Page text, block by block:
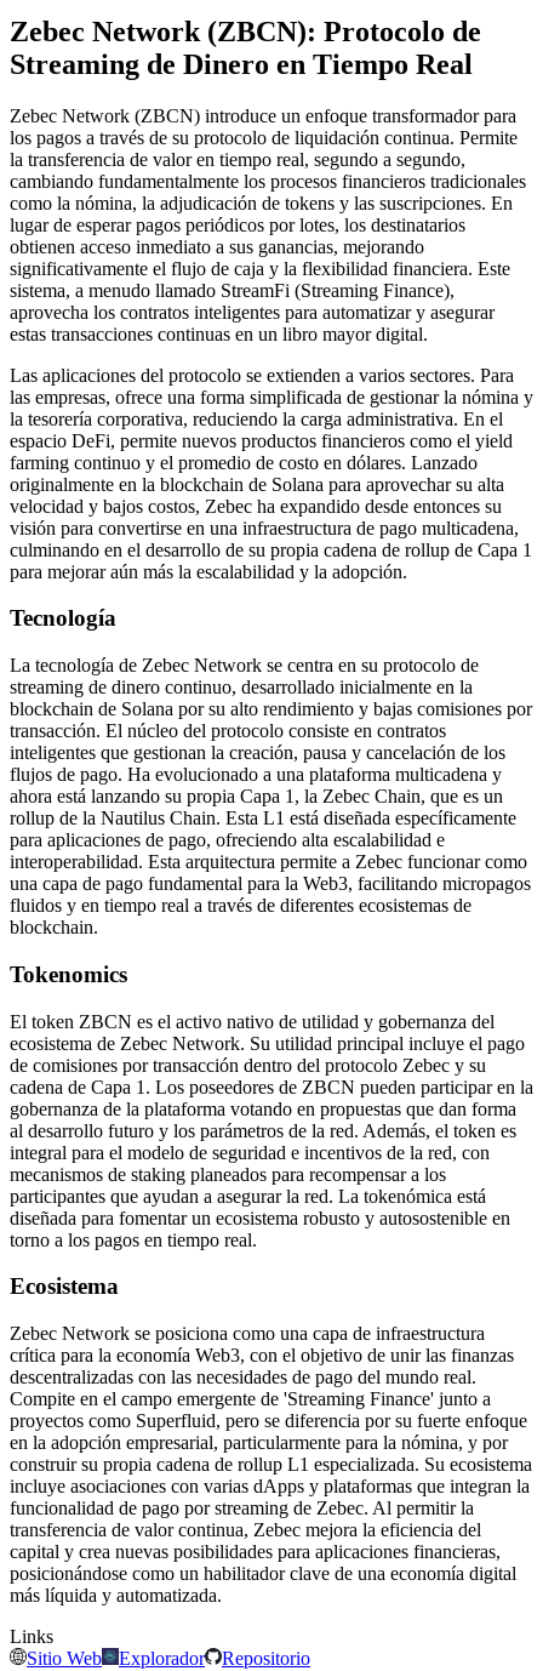
Zebec Network (ZBCN): Protocolo de
Streaming de Dinero en Tiempo Real
Zebec Network (ZBCN) introduce un enfoque transformador para
los pagos a través de su protocolo de liquidación continua. Permite
la transferencia de valor en tiempo real, segundo a segundo,
cambiando fundamentalmente los procesos financieros tradicionales
como la nómina, la adjudicación de tokens y las suscripciones. En
lugar de esperar pagos periódicos por lotes, los destinatarios
obtienen acceso inmediato a sus ganancias, mejorando
significativamente el flujo de caja y la flexibilidad financiera. Este
sistema, a menudo llamado StreamFi (Streaming Finance),
aprovecha los contratos inteligentes para automatizar y asegurar
estas transacciones continuas en un libro mayor digital.
Las aplicaciones del protocolo se extienden a varios sectores. Para
las empresas, ofrece una forma simplificada de gestionar la nómina y
la tesorería corporativa, reduciendo la carga administrativa. En el
espacio DeFi, permite nuevos productos financieros como el yield
farming continuo y el promedio de costo en dólares. Lanzado
originalmente en la blockchain de Solana para aprovechar su alta
velocidad y bajos costos, Zebec ha expandido desde entonces su
visión para convertirse en una infraestructura de pago multicadena,
culminando en el desarrollo de su propia cadena de rollup de Capa 1
para mejorar aún más la escalabilidad y la adopción.
Tecnología
La tecnología de Zebec Network se centra en su protocolo de
streaming de dinero continuo, desarrollado inicialmente en la
blockchain de Solana por su alto rendimiento y bajas comisiones por
transacción. El núcleo del protocolo consiste en contratos
inteligentes que gestionan la creación, pausa y cancelación de los
flujos de pago. Ha evolucionado a una plataforma multicadena y
ahora está lanzando su propia Capa 1, la Zebec Chain, que es un
rollup de la Nautilus Chain. Esta L1 está diseñada específicamente
para aplicaciones de pago, ofreciendo alta escalabilidad e
interoperabilidad. Esta arquitectura permite a Zebec funcionar como
una capa de pago fundamental para la Web3, facilitando micropagos
fluidos y en tiempo real a través de diferentes ecosistemas de
blockchain.
Tokenomics
El token ZBCN es el activo nativo de utilidad y gobernanza del
ecosistema de Zebec Network. Su utilidad principal incluye el pago
de comisiones por transacción dentro del protocolo Zebec y su
cadena de Capa 1. Los poseedores de ZBCN pueden participar en la
gobernanza de la plataforma votando en propuestas que dan forma
al desarrollo futuro y los parámetros de la red. Además, el token es
integral para el modelo de seguridad e incentivos de la red, con
mecanismos de staking planeados para recompensar a los
participantes que ayudan a asegurar la red. La tokenómica está
diseñada para fomentar un ecosistema robusto y autosostenible en
torno a los pagos en tiempo real.
Ecosistema
Zebec Network se posiciona como una capa de infraestructura
crítica para la economía Web3, con el objetivo de unir las finanzas
descentralizadas con las necesidades de pago del mundo real.
Compite en el campo emergente de 'Streaming Finance' junto a
proyectos como Superfluid, pero se diferencia por su fuerte enfoque
en la adopción empresarial, particularmente para la nómina, y por
construir su propia cadena de rollup L1 especializada. Su ecosistema
incluye asociaciones con varias dApps y plataformas que integran la
funcionalidad de pago por streaming de Zebec. Al permitir la
transferencia de valor continua, Zebec mejora la eficiencia del
capital y crea nuevas posibilidades para aplicaciones financieras,
posicionándose como un habilitador clave de una economía digital
más líquida y automatizada.
Links
Sitio Web
Explorador
Repositorio